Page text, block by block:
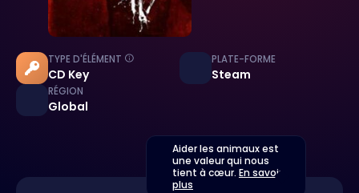
TYPE D'ÉLÉMENT
CD Key
PLATE-FORME
Steam
RÉGION
Global
Aider les animaux est
une valeur qui nous
tient à cœur. En savoir
plus